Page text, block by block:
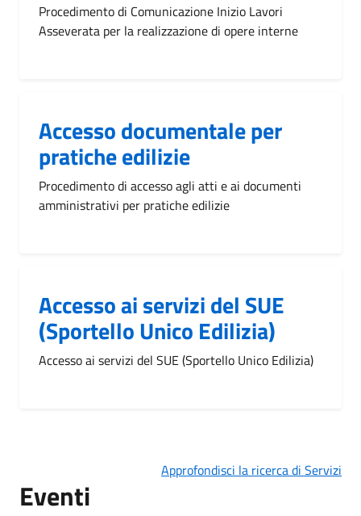
Procedimento di Comunicazione Inizio Lavori
Asseverata per la realizzazione di opere interne
Accesso documentale per
pratiche edilizie
Procedimento di accesso agli atti e ai documenti
amministrativi per pratiche edilizie
Accesso ai servizi del SUE
(Sportello Unico Edilizia)
Accesso ai servizi del SUE (Sportello Unico Edilizia)
Approfondisci la ricerca di Servizi
Eventi